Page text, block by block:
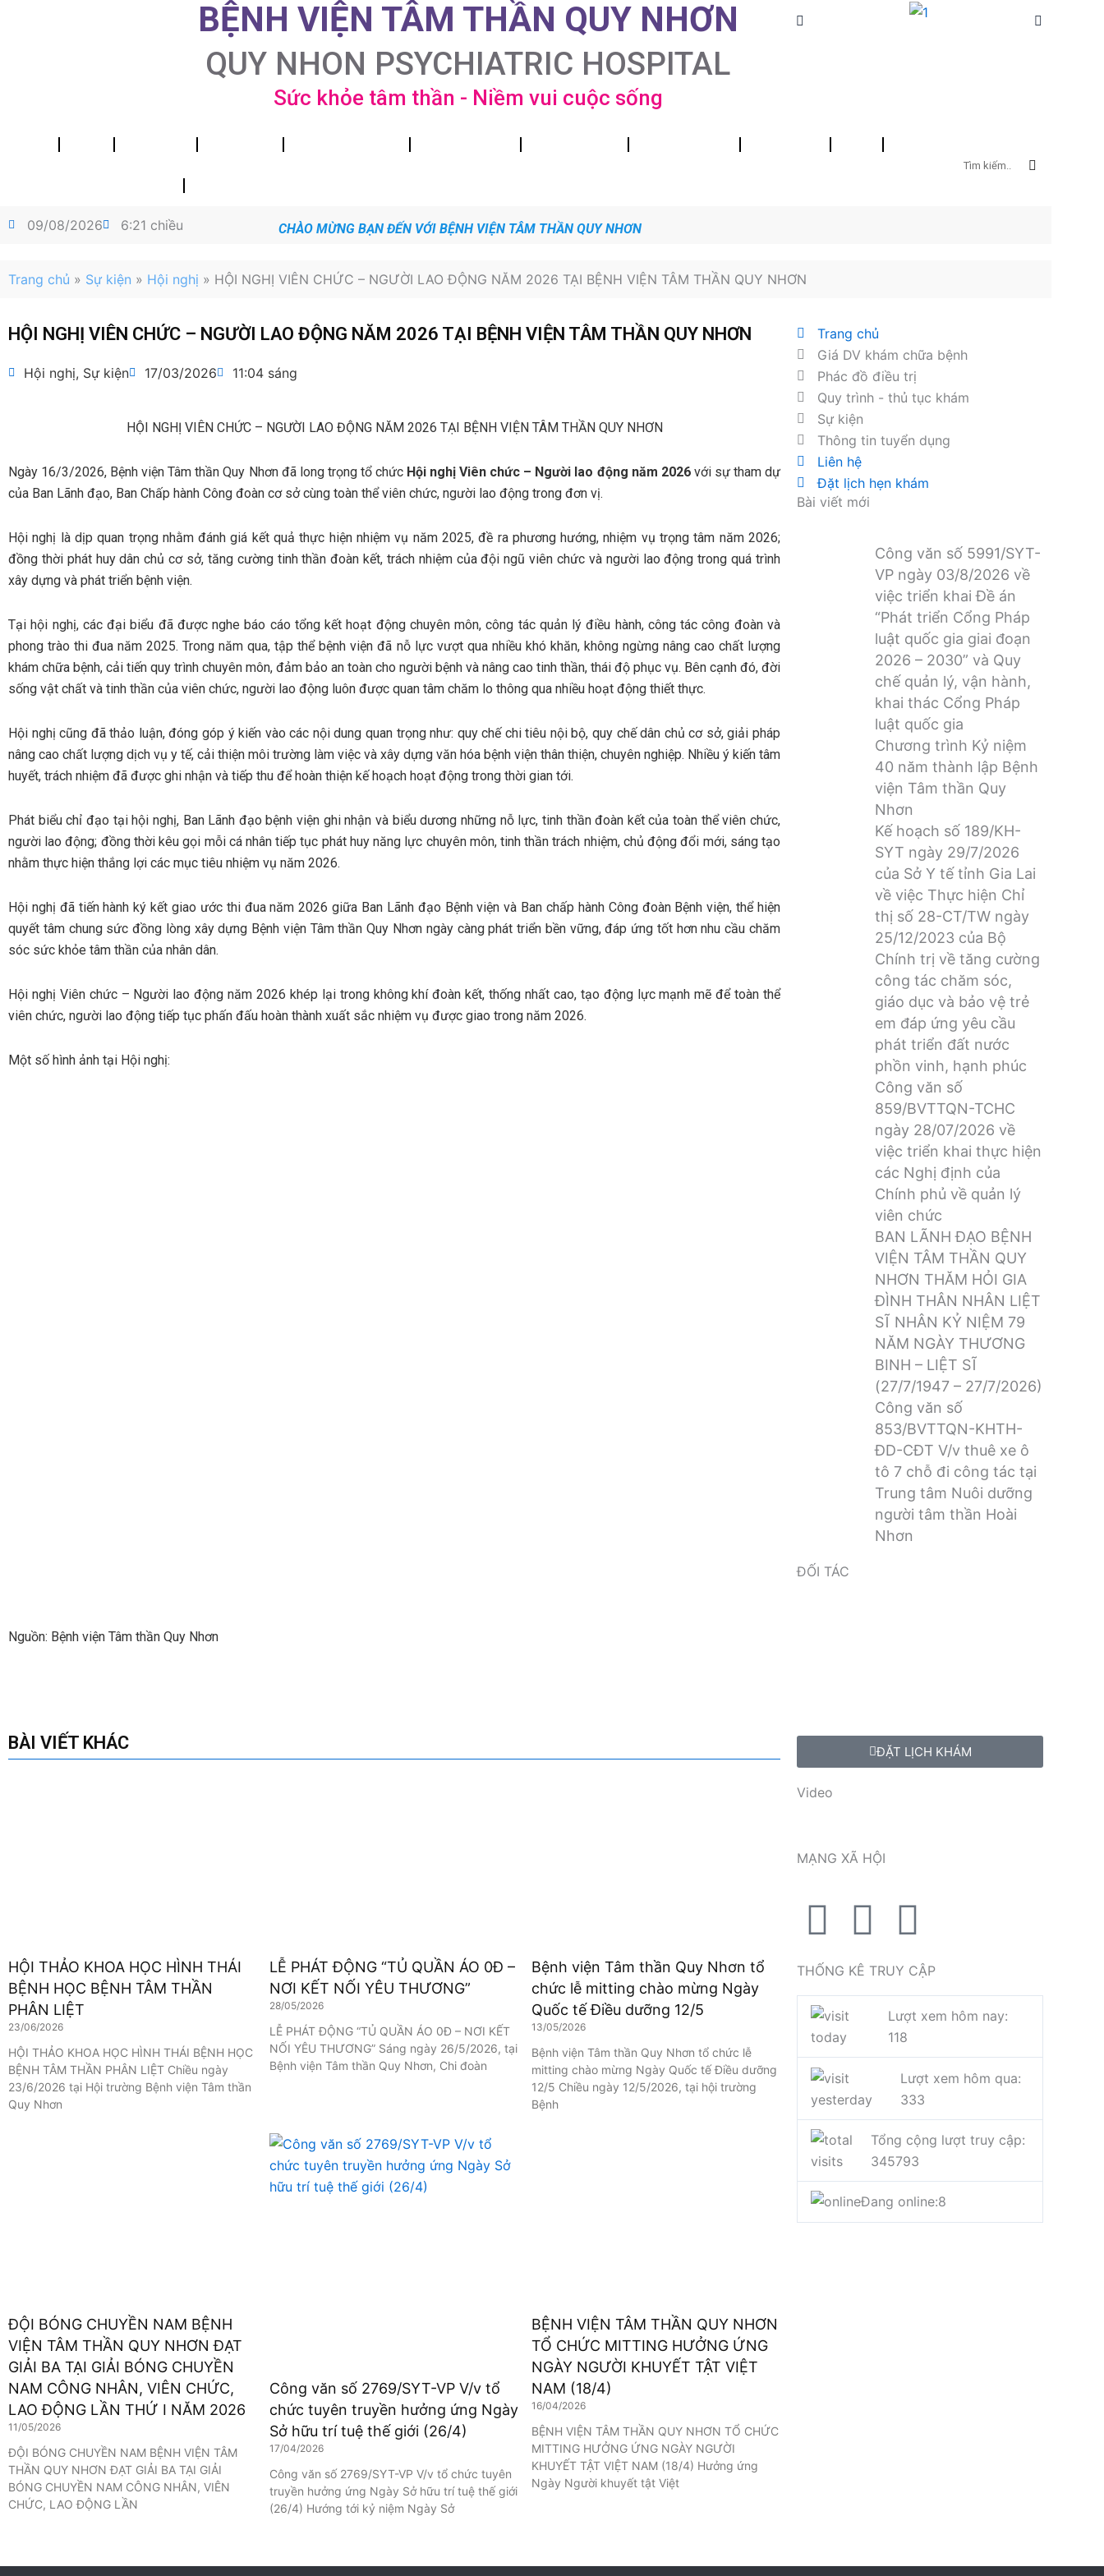
BỆNH VIỆN TÂM THẦN QUY NHƠN
QUY NHON PSYCHIATRIC HOSPITAL
Sức khỏe tâm thần - Niềm vui cuộc sống
Tìm
09/08/2026 6:21 chiều CHÀO MỪNG BẠN ĐẾN VỚI BỆNH VIỆN TÂM THẦN QUY NHƠN
Trang chủ » Sự kiện » Hội nghị » HỘI NGHỊ VIÊN CHỨC – NGƯỜI LAO ĐỘNG NĂM 2026 TẠI BỆNH VIỆN TÂM THẦN QUY NHƠN
HỘI NGHỊ VIÊN CHỨC – NGƯỜI LAO ĐỘNG NĂM 2026 TẠI BỆNH VIỆN TÂM THẦN QUY NHƠN
Hội nghị, Sự kiện 17/03/2026 11:04 sáng
HỘI NGHỊ VIÊN CHỨC – NGƯỜI LAO ĐỘNG NĂM 2026 TẠI BỆNH VIỆN TÂM THẦN QUY NHƠN
Ngày 16/3/2026, Bệnh viện Tâm thần Quy Nhơn đã long trọng tổ chức Hội nghị Viên chức – Người lao động năm 2026với sự tham dự
của Ban Lãnh đạo, Ban Chấp hành Công đoàn cơ sở cùng toàn thể viên chức, người lao động trong đơn vị.
Hội nghị là dịp quan trọng nhằm đánh giá kết quả thực hiện nhiệm vụ năm 2025, đề ra phương hướng, nhiệm vụ trọng tâm năm 2026;
đồng thời phát huy dân chủ cơ sở, tăng cường tinh thần đoàn kết, trách nhiệm của đội ngũ viên chức và người lao động trong quá trình
xây dựng và phát triển bệnh viện.
Tại hội nghị, các đại biểu đã được nghe báo cáo tổng kết hoạt động chuyên môn, công tác quản lý điều hành, công tác công đoàn và
phong trào thi đua năm 2025. Trong năm qua, tập thể bệnh viện đã nỗ lực vượt qua nhiều khó khăn, không ngừng nâng cao chất lượng
khám chữa bệnh, cải tiến quy trình chuyên môn, đảm bảo an toàn cho người bệnh và nâng cao tinh thần, thái độ phục vụ. Bên cạnh đó, đời
sống vật chất và tinh thần của viên chức, người lao động luôn được quan tâm chăm lo thông qua nhiều hoạt động thiết thực.
Hội nghị cũng đã thảo luận, đóng góp ý kiến vào các nội dung quan trọng như: quy chế chi tiêu nội bộ, quy chế dân chủ cơ sở, giải pháp
nâng cao chất lượng dịch vụ y tế, cải thiện môi trường làm việc và xây dựng văn hóa bệnh viện thân thiện, chuyên nghiệp. Nhiều ý kiến tâm
huyết, trách nhiệm đã được ghi nhận và tiếp thu để hoàn thiện kế hoạch hoạt động trong thời gian tới.
Phát biểu chỉ đạo tại hội nghị, Ban Lãnh đạo bệnh viện ghi nhận và biểu dương những nỗ lực, tinh thần đoàn kết của toàn thể viên chức,
người lao động; đồng thời kêu gọi mỗi cá nhân tiếp tục phát huy năng lực chuyên môn, tinh thần trách nhiệm, chủ động đổi mới, sáng tạo
nhằm thực hiện thắng lợi các mục tiêu nhiệm vụ năm 2026.
Hội nghị đã tiến hành ký kết giao ước thi đua năm 2026 giữa Ban Lãnh đạo Bệnh viện và Ban chấp hành Công đoàn Bệnh viện, thể hiện
quyết tâm chung sức đồng lòng xây dựng Bệnh viện Tâm thần Quy Nhơn ngày càng phát triển bền vững, đáp ứng tốt hơn nhu cầu chăm
sóc sức khỏe tâm thần của nhân dân.
Hội nghị Viên chức – Người lao động năm 2026 khép lại trong không khí đoàn kết, thống nhất cao, tạo động lực mạnh mẽ để toàn thể
viên chức, người lao động tiếp tục phấn đấu hoàn thành xuất sắc nhiệm vụ được giao trong năm 2026.
Một số hình ảnh tại Hội nghị:
Nguồn: Bệnh viện Tâm thần Quy Nhơn
BÀI VIẾT KHÁC
HỘI THẢO KHOA HỌC HÌNH THÁI
BỆNH HỌC BỆNH TÂM THẦN
PHÂN LIỆT
23/06/2026
HỘI THẢO KHOA HỌC HÌNH THÁI BỆNH HỌC
BỆNH TÂM THẦN PHÂN LIỆT Chiều ngày
23/6/2026 tại Hội trường Bệnh viện Tâm thần
Quy Nhơn
LỄ PHÁT ĐỘNG “TỦ QUẦN ÁO 0Đ –
NƠI KẾT NỐI YÊU THƯƠNG”
28/05/2026
LỄ PHÁT ĐỘNG “TỦ QUẦN ÁO 0Đ – NƠI KẾT
NỐI YÊU THƯƠNG” Sáng ngày 26/5/2026, tại
Bệnh viện Tâm thần Quy Nhơn, Chi đoàn
Bệnh viện Tâm thần Quy Nhơn tổ
chức lễ mitting chào mừng Ngày
Quốc tế Điều dưỡng 12/5
13/05/2026
Bệnh viện Tâm thần Quy Nhơn tổ chức lễ
mitting chào mừng Ngày Quốc tế Điều dưỡng
12/5 Chiều ngày 12/5/2026, tại hội trường
Bệnh
ĐỘI BÓNG CHUYỀN NAM BỆNH
VIỆN TÂM THẦN QUY NHƠN ĐẠT
GIẢI BA TẠI GIẢI BÓNG CHUYỀN
NAM CÔNG NHÂN, VIÊN CHỨC,
LAO ĐỘNG LẦN THỨ I NĂM 2026
11/05/2026
ĐỘI BÓNG CHUYỀN NAM BỆNH VIỆN TÂM
THẦN QUY NHƠN ĐẠT GIẢI BA TẠI GIẢI
BÓNG CHUYỀN NAM CÔNG NHÂN, VIÊN
CHỨC, LAO ĐỘNG LẦN
Công văn số 2769/SYT-VP V/v tổ
chức tuyên truyền hưởng ứng Ngày
Sở hữu trí tuệ thế giới (26/4)
17/04/2026
Công văn số 2769/SYT-VP V/v tổ chức tuyên
truyền hưởng ứng Ngày Sở hữu trí tuệ thế giới
(26/4) Hướng tới kỷ niệm Ngày Sở
BỆNH VIỆN TÂM THẦN QUY NHƠN
TỔ CHỨC MITTING HƯỞNG ỨNG
NGÀY NGƯỜI KHUYẾT TẬT VIỆT
NAM (18/4)
16/04/2026
BỆNH VIỆN TÂM THẦN QUY NHƠN TỔ CHỨC
MITTING HƯỞNG ỨNG NGÀY NGƯỜI
KHUYẾT TẬT VIỆT NAM (18/4) Hưởng ứng
Ngày Người khuyết tật Việt
Trang chủ
Giá DV khám chữa bệnh
Phác đồ điều trị
Quy trình - thủ tục khám
Sự kiện
Thông tin tuyển dụng
Liên hệ
Đặt lịch hẹn khám
Bài viết mới
Công văn số 5991/SYT-
VP ngày 03/8/2026 về
việc triển khai Đề án
“Phát triển Cổng Pháp
luật quốc gia giai đoạn
2026 – 2030” và Quy
chế quản lý, vận hành,
khai thác Cổng Pháp
luật quốc gia
Chương trình Kỷ niệm
40 năm thành lập Bệnh
viện Tâm thần Quy
Nhơn
Kế hoạch số 189/KH-
SYT ngày 29/7/2026
của Sở Y tế tỉnh Gia Lai
về việc Thực hiện Chỉ
thị số 28-CT/TW ngày
25/12/2023 của Bộ
Chính trị về tăng cường
công tác chăm sóc,
giáo dục và bảo vệ trẻ
em đáp ứng yêu cầu
phát triển đất nước
phồn vinh, hạnh phúc
Công văn số
859/BVTTQN-TCHC
ngày 28/07/2026 về
việc triển khai thực hiện
các Nghị định của
Chính phủ về quản lý
viên chức
BAN LÃNH ĐẠO BỆNH
VIỆN TÂM THẦN QUY
NHƠN THĂM HỎI GIA
ĐÌNH THÂN NHÂN LIỆT
SĨ NHÂN KỶ NIỆM 79
NĂM NGÀY THƯƠNG
BINH – LIỆT SĨ
(27/7/1947 – 27/7/2026)
Công văn số
853/BVTTQN-KHTH-
ĐD-CĐT V/v thuê xe ô
tô 7 chỗ đi công tác tại
Trung tâm Nuôi dưỡng
người tâm thần Hoài
Nhơn
ĐỐI TÁC
ĐẶT LỊCH KHÁM
Video
MẠNG XÃ HỘI
F
a
c
e
b
o
o
k
T
w
i
t
e
r
Y
o
u
u
b
e
THỐNG KÊ TRUY CẬP
Lượt xem hôm nay:
118
Lượt xem hôm qua:
333
Tổng cộng lượt truy cập:
345793
Đang online:8